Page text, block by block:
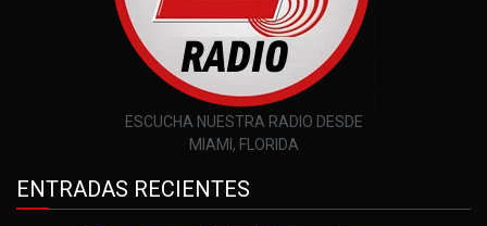
ESCUCHA NUESTRA RADIO DESDE
MIAMI, FLORIDA
ENTRADAS RECIENTES